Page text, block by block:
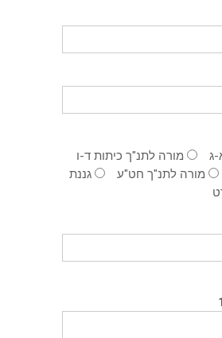
ג
מורה לתנ"ך כיתות ד-ו
מורה לתנ"ך חט"ע
גננת